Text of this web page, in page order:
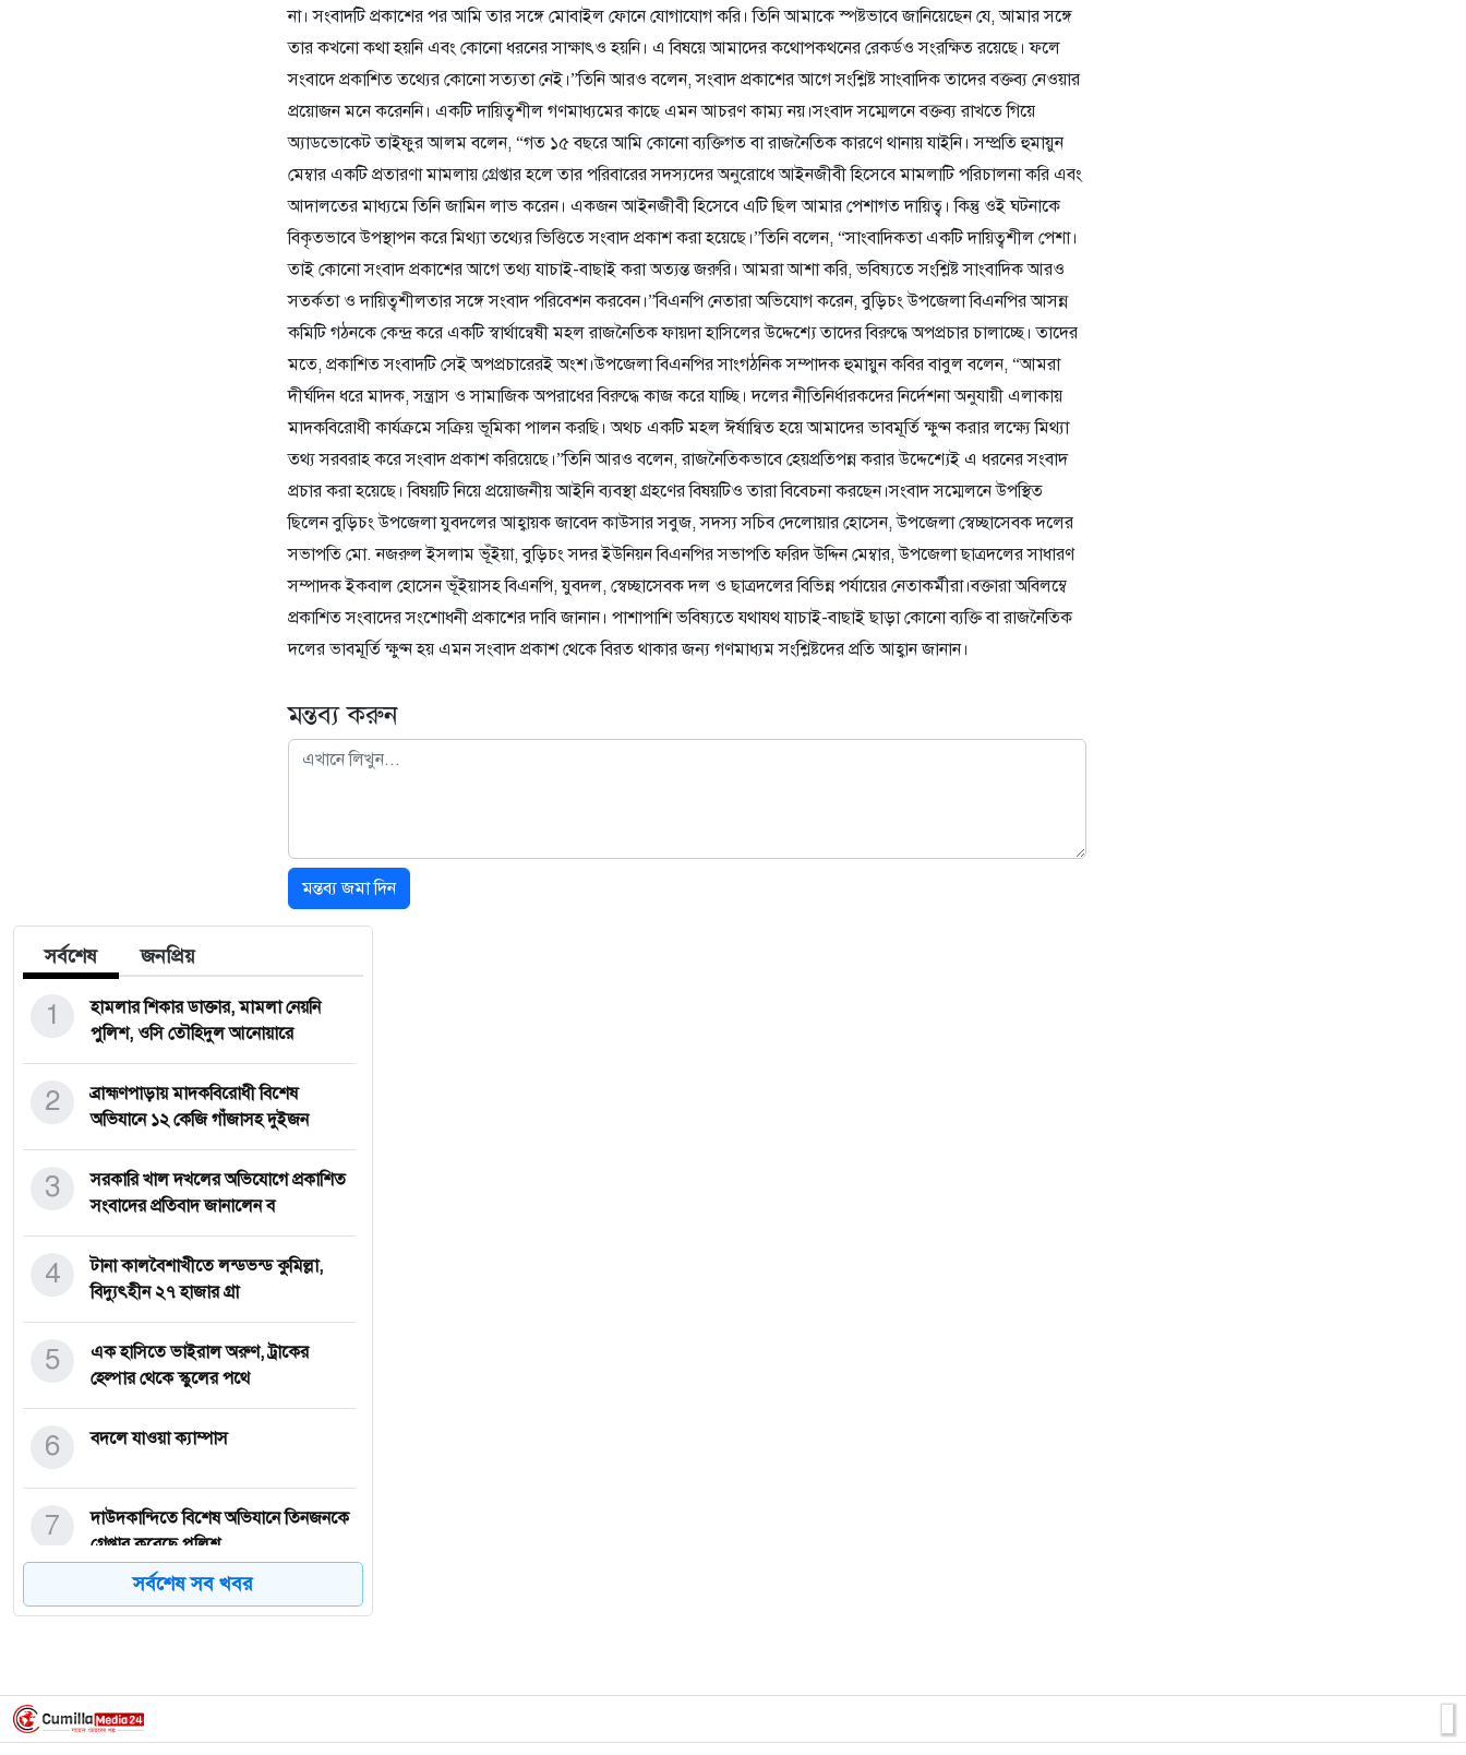
না। সংবাদটি প্রকাশের পর আমি তার সঙ্গে মোবাইল ফোনে যোগাযোগ করি। তিনি আমাকে স্পষ্টভাবে জানিয়েছেন যে, আমার সঙ্গে
তার কখনো কথা হয়নি এবং কোনো ধরনের সাক্ষাৎও হয়নি। এ বিষয়ে আমাদের কথোপকথনের রেকর্ডও সংরক্ষিত রয়েছে। ফলে
সংবাদে প্রকাশিত তথ্যের কোনো সত্যতা নেই।”তিনি আরও বলেন, সংবাদ প্রকাশের আগে সংশ্লিষ্ট সাংবাদিক তাদের বক্তব্য নেওয়ার
প্রয়োজন মনে করেননি। একটি দায়িত্বশীল গণমাধ্যমের কাছে এমন আচরণ কাম্য নয়।সংবাদ সম্মেলনে বক্তব্য রাখতে গিয়ে
অ্যাডভোকেট তাইফুর আলম বলেন, “গত ১৫ বছরে আমি কোনো ব্যক্তিগত বা রাজনৈতিক কারণে থানায় যাইনি। সম্প্রতি হুমায়ুন
মেম্বার একটি প্রতারণা মামলায় গ্রেপ্তার হলে তার পরিবারের সদস্যদের অনুরোধে আইনজীবী হিসেবে মামলাটি পরিচালনা করি এবং
আদালতের মাধ্যমে তিনি জামিন লাভ করেন। একজন আইনজীবী হিসেবে এটি ছিল আমার পেশাগত দায়িত্ব। কিন্তু ওই ঘটনাকে
বিকৃতভাবে উপস্থাপন করে মিথ্যা তথ্যের ভিত্তিতে সংবাদ প্রকাশ করা হয়েছে।”তিনি বলেন, “সাংবাদিকতা একটি দায়িত্বশীল পেশা।
তাই কোনো সংবাদ প্রকাশের আগে তথ্য যাচাই-বাছাই করা অত্যন্ত জরুরি। আমরা আশা করি, ভবিষ্যতে সংশ্লিষ্ট সাংবাদিক আরও
সতর্কতা ও দায়িত্বশীলতার সঙ্গে সংবাদ পরিবেশন করবেন।”বিএনপি নেতারা অভিযোগ করেন, বুড়িচং উপজেলা বিএনপির আসন্ন
কমিটি গঠনকে কেন্দ্র করে একটি স্বার্থান্বেষী মহল রাজনৈতিক ফায়দা হাসিলের উদ্দেশ্যে তাদের বিরুদ্ধে অপপ্রচার চালাচ্ছে। তাদের
মতে, প্রকাশিত সংবাদটি সেই অপপ্রচারেরই অংশ।উপজেলা বিএনপির সাংগঠনিক সম্পাদক হুমায়ুন কবির বাবুল বলেন, “আমরা
দীর্ঘদিন ধরে মাদক, সন্ত্রাস ও সামাজিক অপরাধের বিরুদ্ধে কাজ করে যাচ্ছি। দলের নীতিনির্ধারকদের নির্দেশনা অনুযায়ী এলাকায়
মাদকবিরোধী কার্যক্রমে সক্রিয় ভূমিকা পালন করছি। অথচ একটি মহল ঈর্ষান্বিত হয়ে আমাদের ভাবমূর্তি ক্ষুণ্ন করার লক্ষ্যে মিথ্যা
তথ্য সরবরাহ করে সংবাদ প্রকাশ করিয়েছে।”তিনি আরও বলেন, রাজনৈতিকভাবে হেয়প্রতিপন্ন করার উদ্দেশ্যেই এ ধরনের সংবাদ
প্রচার করা হয়েছে। বিষয়টি নিয়ে প্রয়োজনীয় আইনি ব্যবস্থা গ্রহণের বিষয়টিও তারা বিবেচনা করছেন।সংবাদ সম্মেলনে উপস্থিত
ছিলেন বুড়িচং উপজেলা যুবদলের আহ্বায়ক জাবেদ কাউসার সবুজ, সদস্য সচিব দেলোয়ার হোসেন, উপজেলা স্বেচ্ছাসেবক দলের
সভাপতি মো. নজরুল ইসলাম ভূঁইয়া, বুড়িচং সদর ইউনিয়ন বিএনপির সভাপতি ফরিদ উদ্দিন মেম্বার, উপজেলা ছাত্রদলের সাধারণ
সম্পাদক ইকবাল হোসেন ভূঁইয়াসহ বিএনপি, যুবদল, স্বেচ্ছাসেবক দল ও ছাত্রদলের বিভিন্ন পর্যায়ের নেতাকর্মীরা।বক্তারা অবিলম্বে
প্রকাশিত সংবাদের সংশোধনী প্রকাশের দাবি জানান। পাশাপাশি ভবিষ্যতে যথাযথ যাচাই-বাছাই ছাড়া কোনো ব্যক্তি বা রাজনৈতিক
দলের ভাবমূর্তি ক্ষুণ্ন হয় এমন সংবাদ প্রকাশ থেকে বিরত থাকার জন্য গণমাধ্যম সংশ্লিষ্টদের প্রতি আহ্বান জানান।
মন্তব্য করুন
মন্তব্য জমা দিন
সর্বশেষ জনপ্রিয়
হামলার শিকার ডাক্তার, মামলা নেয়নি
পুলিশ, ওসি তৌহিদুল আনোয়ারে
1
ব্রাহ্মণপাড়ায় মাদকবিরোধী বিশেষ
অভিযানে ১২ কেজি গাঁজাসহ দুইজন
2
সরকারি খাল দখলের অভিযোগে প্রকাশিত
সংবাদের প্রতিবাদ জানালেন ব
3
টানা কালবৈশাখীতে লন্ডভন্ড কুমিল্লা,
বিদ্যুৎহীন ২৭ হাজার গ্রা
4
এক হাসিতে ভাইরাল অরুণ, ট্রাকের
হেল্পার থেকে স্কুলের পথে
5
বদলে যাওয়া ক্যাম্পাস
6
দাউদকান্দিতে বিশেষ অভিযানে তিনজনকে
গ্রেপ্তার করেছে পুলিশ
7
বাগমারা বলিপদুয়া জজ বাড়ির মেয়ে
8
অশালীন গান নিয়ে প্রকাশ্যে ক্ষমা চাইলেন
নোরা ফাতেহি
9
সর্বশেষ সব খবর